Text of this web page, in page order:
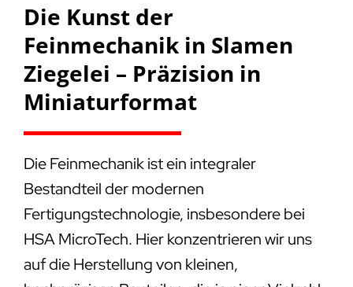
Die Kunst der
Feinmechanik in Slamen
Ziegelei – Präzision in
Miniaturformat
Die Feinmechanik ist ein integraler
Bestandteil der modernen
Fertigungstechnologie, insbesondere bei
HSA MicroTech. Hier konzentrieren wir uns
auf die Herstellung von kleinen,